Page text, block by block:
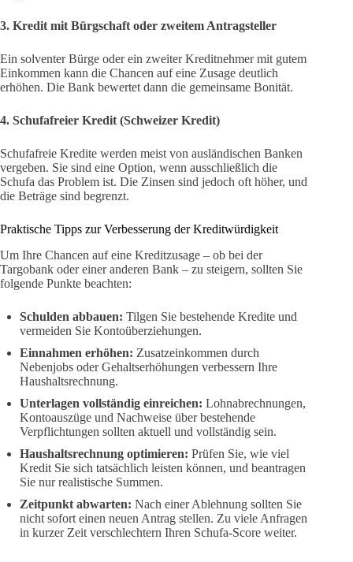
3. Kredit mit Bürgschaft oder zweitem Antragsteller
Ein solventer Bürge oder ein zweiter Kreditnehmer mit gutem
Einkommen kann die Chancen auf eine Zusage deutlich
erhöhen. Die Bank bewertet dann die gemeinsame Bonität.
4. Schufafreier Kredit (Schweizer Kredit)
Schufafreie Kredite werden meist von ausländischen Banken
vergeben. Sie sind eine Option, wenn ausschließlich die
Schufa das Problem ist. Die Zinsen sind jedoch oft höher, und
die Beträge sind begrenzt.
Praktische Tipps zur Verbesserung der Kreditwürdigkeit
Um Ihre Chancen auf eine Kreditzusage – ob bei der
Targobank oder einer anderen Bank – zu steigern, sollten Sie
folgende Punkte beachten:
Schulden abbauen: Tilgen Sie bestehende Kredite und
vermeiden Sie Kontoüberziehungen.
Einnahmen erhöhen: Zusatzeinkommen durch
Nebenjobs oder Gehaltserhöhungen verbessern Ihre
Haushaltsrechnung.
Unterlagen vollständig einreichen: Lohnabrechnungen,
Kontoauszüge und Nachweise über bestehende
Verpflichtungen sollten aktuell und vollständig sein.
Haushaltsrechnung optimieren: Prüfen Sie, wie viel
Kredit Sie sich tatsächlich leisten können, und beantragen
Sie nur realistische Summen.
Zeitpunkt abwarten: Nach einer Ablehnung sollten Sie
nicht sofort einen neuen Antrag stellen. Zu viele Anfragen
in kurzer Zeit verschlechtern Ihren Schufa-Score weiter.